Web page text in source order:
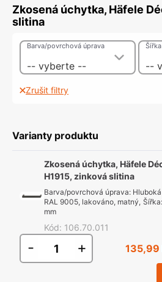
Zkosená úchytka, Häfele
slitina
-- vyberte --
Barva/povrchová úprava
--
Šířka
Zrušit filtry
Varianty produktu
Zkosená úchytka, Häfele
H1915, zinková slitina
Barva/povrchová úprava:
RAL 9005, lakováno, matný, Šířka
mm
Kód: 106.70.011
- + 135,99